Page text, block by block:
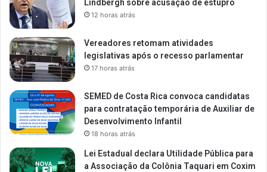
Lindbergh sobre acusação de estupro
12 horas atrás
Vereadores retomam atividades
legislativas após o recesso parlamentar
17 horas atrás
SEMED de Costa Rica convoca candidatas
para contratação temporária de Auxiliar de
Desenvolvimento Infantil
18 horas atrás
Lei Estadual declara Utilidade Pública para
a Associação da Colônia Taquari em Coxim